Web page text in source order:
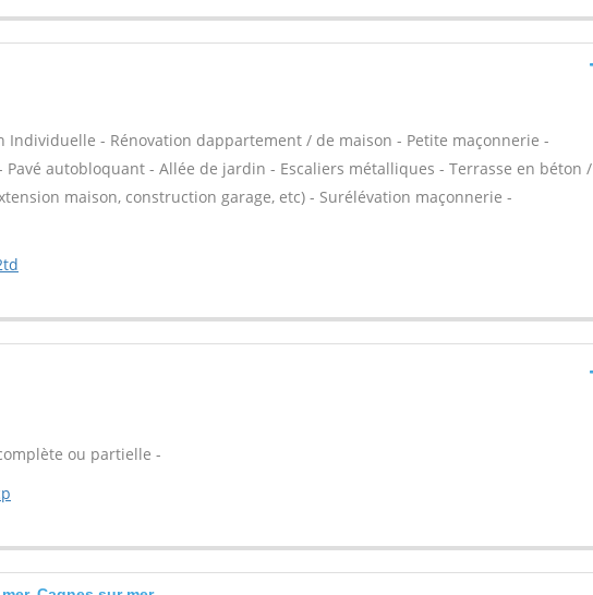
Individuelle - Rénovation dappartement / de maison - Petite maçonnerie -
Pavé autobloquant - Allée de jardin - Escaliers métalliques - Terrasse en béton /
maison, construction garage, etc) - Surélévation maçonnerie -
ou partielle -